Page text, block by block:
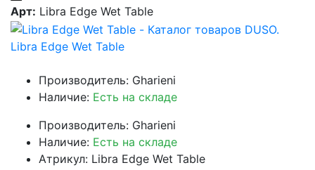
Арт: Libra Edge Wet Table
Libra Edge Wet Table
Производитель: Gharieni
Наличие: Есть на складе
Производитель: Gharieni
Наличие: Есть на складе
Атрикул: Libra Edge Wet Table